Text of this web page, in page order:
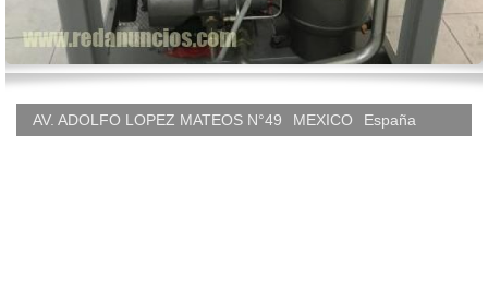
AV. ADOLFO LOPEZ MATEOS N°49 MEXICO España